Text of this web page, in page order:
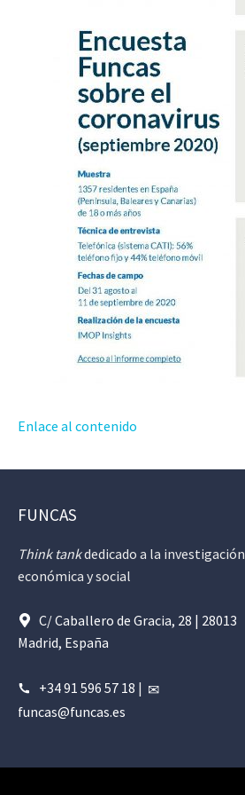
Enlace al contenido
FUNCAS
Think tankdedicado a la investigación
económica y social
C/ Caballero de Gracia, 28 | 28013
Madrid, España
+34 91 596 57 18 |
funcas@funcas.es